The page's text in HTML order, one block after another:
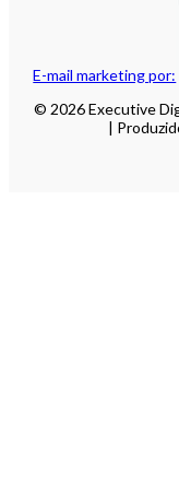
E-mail marketing por:
© 2026 Executive
|